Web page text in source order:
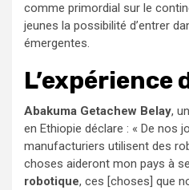
comme primordial sur le
jeunes la possibilité d’entrer
émergentes.
L’expérience
Abakuma Getachew Belay,
en Ethiopie déclare : « De nos
manufacturiers utilisent des
choses aideront mon pays à
robotique, ces [choses] que